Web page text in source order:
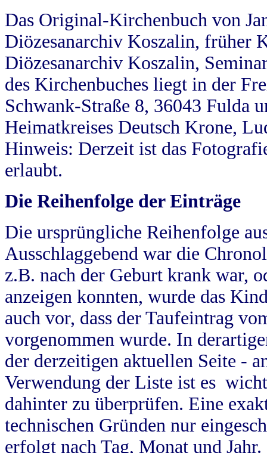
Das Original-Kirchenbuch von
Diözesanarchiv Koszalin, früher
Diözesanarchiv Koszalin,
des Kirchenbuches liegt in der
Schwank-Straße 8, 36043 Fulda
Heimatkreises Deutsch Krone,
Hinweis: Derzeit ist das
erlaubt.
Die Reihenfolge der Einträge
Die ursprüngliche Reihenfolge
Ausschlaggebend war die
z.B. nach der Geburt krank war,
anzeigen konnten, wurde das
auch vor, dass der Taufeintrag
vorgenommen wurde. In
der derzeitigen aktuellen Seite -
Verwendung der Liste ist es
dahinter zu überprüfen. Eine
technischen Gründen nur
erfolgt nach Tag, Monat und Jahr.